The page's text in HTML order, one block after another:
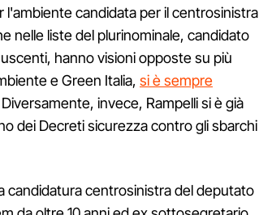
l'ambiente candidata per il centrosinistra
nelle liste del plurinominale, candidato
hanno visioni opposte su più
e Green Italia, si è sempre
Diversamente, invece, Rampelli si è già
dei Decreti sicurezza contro gli sbarchi
candidatura centrosinistra del deputato